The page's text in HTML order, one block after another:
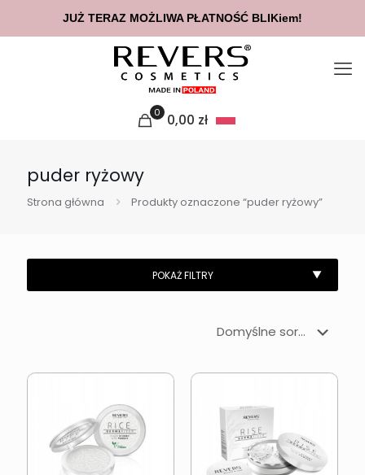
0 0,00 zł
puder ryżowy
Strona główna Produkty oznaczone “puder ryżowy”
JUŻ TERAZ MOŻLIWA PŁATNOŚĆ BLIKiem!